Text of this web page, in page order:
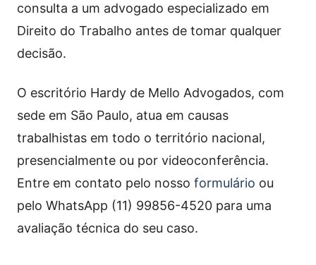
consulta a um advogado especializado em
Direito do Trabalho antes de tomar qualquer
decisão.
O escritório Hardy de Mello Advogados, com
sede em São Paulo, atua em causas
trabalhistas em todo o território nacional,
presencialmente ou por videoconferência.
Entre em contato pelo nosso formulário ou
pelo WhatsApp (11) 99856-4520 para uma
avaliação técnica do seu caso.